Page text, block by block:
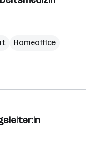
Homeoffice